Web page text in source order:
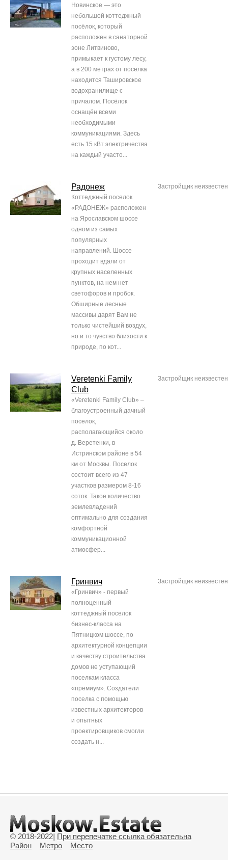
Новинское — это
небольшой коттеджный
посёлок, который
расположен в санаторной
зоне Литвиново,
примыкает к густому лесу,
а в 200 метрах от поселка
находится Ташировское
водохранилище с
причалом. Посёлок
оснащён всеми
необходимыми
коммуникациями. Здесь
есть 15 кВт электричества
на каждый участо...
Радонеж
Коттеджный поселок
«РАДОНЕЖ» расположен
на Ярославском шоссе
одном из самых
популярных
направлений. Шоссе
проходит вдали от
крупных населенных
пунктов, на нем нет
светофоров и пробок.
Обширные лесные
массивы дарят Вам не
только чистейший воздух,
но и то чувство близости к
природе, по кот...
Застройщик неизвестен
Veretenki Family
Club
«Veretenki Family Club» –
благоустроенный дачный
поселок,
располагающийся около
д. Веретенки, в
Истринском районе в 54
км от Москвы. Поселок
состоит всего из 47
участков размером 8-16
соток. Такое количество
землевладений
оптимально для создания
комфортной
коммуникационной
атмосфер...
Застройщик неизвестен
Гринвич
«Гринвич» - первый
полноценный
коттеджный поселок
бизнес-класса на
Пятницком шоссе, по
архитектурной концепции
и качеству строительства
домов не уступающий
поселкам класса
«премиум». Создатели
поселка с помощью
известных архитекторов
и опытных
проектировщиков смогли
создать н...
Застройщик неизвестен
© 2018-2022| При перепечатке ссылка обязательна
Район
Метро Место